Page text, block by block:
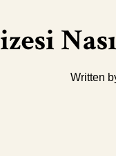
Written